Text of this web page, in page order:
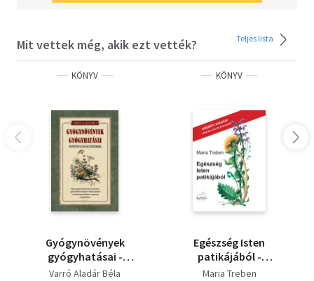
Mit vettek még, akik ezt vették? Teljes lista
KÖNYV
Gyógynövények
gyógyhatásai -
Növényi gyógyszerek
Varró Aladár Béla
KÖNYV
Egészség Isten
patikájából -
Tapasztalatok
Maria Treben